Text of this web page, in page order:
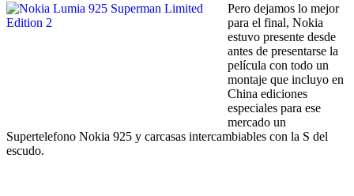
Pero dejamos lo mejor
para el final, Nokia
estuvo presente desde
antes de presentarse la
película con todo un
montaje que incluyo en
China ediciones
especiales para ese
mercado un
Supertelefono Nokia 925 y carcasas intercambiables con la S del
escudo.